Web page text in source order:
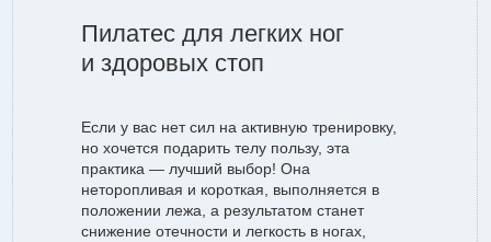
Пилатес для легких ног
и здоровых стоп
Если у вас нет сил на активную тренировку,
но хочется подарить телу пользу, эта
практика — лучший выбор! Она
неторопливая и короткая, выполняется в
положении лежа, а результатом станет
снижение отечности и легкость в ногах,